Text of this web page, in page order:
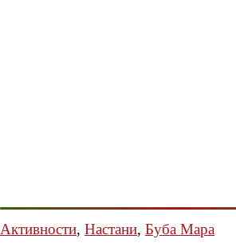
Активности, Настани, Буба Мара